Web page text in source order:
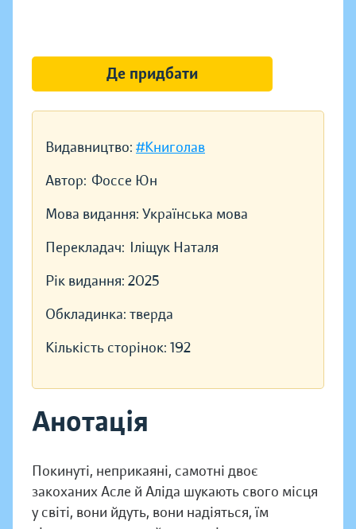
Видавництво: #Книголав
Автор: Фоссе Юн
Мова видання: Українська мова
Перекладач: Іліщук Наталя
Рік видання: 2025
Обкладинка: тверда
Кількість сторінок: 192
Анотація
Покинуті, неприкаяні, самотні двоє
закоханих Асле й Аліда шукають свого місця
у світі, вони йдуть, вони надіяться, їм
Де придбати